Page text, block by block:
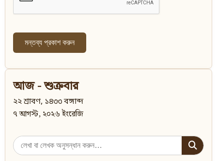
আজ - শুক্রবার
২২ শ্রাবণ, ১৪৩৩ বঙ্গাব্দ
৭ আগস্ট, ২০২৬ ইংরেজি
Search
for: